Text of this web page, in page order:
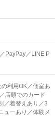
PayPay／LINE P
利用OK／個室あ
店頭でのカード
／着替えあり／3
ューあり／体験メ